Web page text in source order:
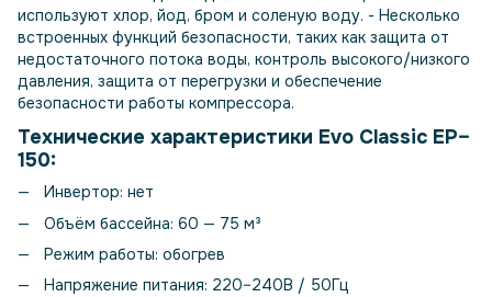
используют хлор, йод, бром и соленую воду. - Несколько
встроенных функций безопасности, таких как защита от
недостаточного потока воды, контроль высокого/низкого
давления, защита от перегрузки и обеспечение
безопасности работы компрессора.
Технические характеристики Evo Classic EP–
150:
Инвертор: нет
Объём бассейна: 60 — 75 м³
Режим работы: обогрев
Напряжение питания: 220–240В / 50Гц